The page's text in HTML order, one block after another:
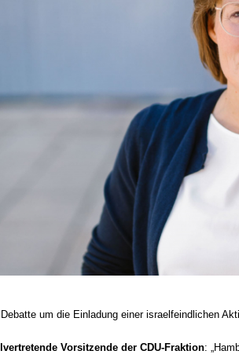
um die Einladung einer israelfeindlichen
Vorsitzende der CDU-Fraktion: